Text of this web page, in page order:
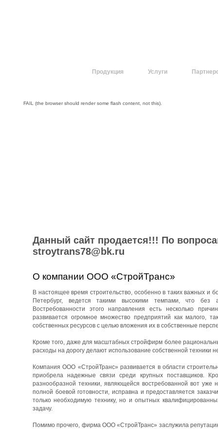
Продукция Услуги
FAIL (the browser should render some flash content, not this).
Данный сайт продается!!! По
stroytrans78@bk.ru
О компании ООО «СтройТранс»
В настоящее время строительство, особенно в таких важных и
Петербург, ведется такими высокими темпами, что без
Востребованности этого направления есть несколько
развивается огромное множество предприятий как малого,
собственных ресурсов с целью вложения их в собственные
Кроме того, даже для масштабных стройфирм более
расходы на дорогу делают использование собственной техники
Компания ООО «СтройТранс» развивается в области
приобрела надежные связи среди крупных поставщиков.
разнообразной техники, являющейся востребованной вот уже
полной боевой готовности, исправна и предоставляется
только необходимую технику, но и опытных
задачу.
Помимо прочего, фирма ООО «СтройТранс» заслужила